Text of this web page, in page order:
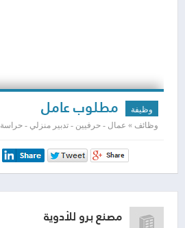
وظيفة مطلوب عامل
وظائف » عمال - حرفيين - تدبير منزلي - حراسة
مصنع برو للأدوية